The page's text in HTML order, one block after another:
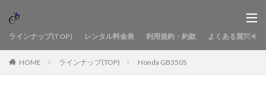
ラインナップ(TOP) レンタル料金表 利用規約・約款 よくある質問
HOME ラインナップ(TOP) Honda GB350S